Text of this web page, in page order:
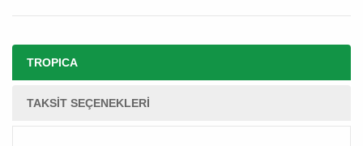
TROPICA
TAKSIT SEÇENEKLERI